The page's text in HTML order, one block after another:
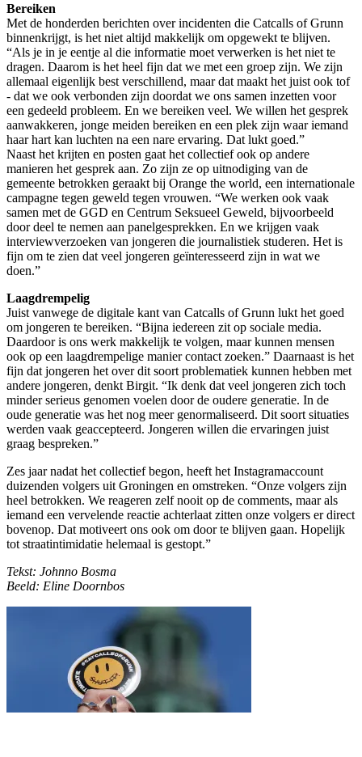
Bereiken
Met de honderden berichten over incidenten die Catcalls of Grunn
binnenkrijgt, is het niet altijd makkelijk om opgewekt te blijven.
“Als je in je eentje al die informatie moet verwerken is het niet te
dragen. Daarom is het heel fijn dat we met een groep zijn. We zijn
allemaal eigenlijk best verschillend, maar dat maakt het juist ook tof
- dat we ook verbonden zijn doordat we ons samen inzetten voor
een gedeeld probleem. En we bereiken veel. We willen het gesprek
aanwakkeren, jonge meiden bereiken en een plek zijn waar iemand
haar hart kan luchten na een nare ervaring. Dat lukt goed.”
Naast het krijten en posten gaat het collectief ook op andere
manieren het gesprek aan. Zo zijn ze op uitnodiging van de
gemeente betrokken geraakt bij Orange the world, een internationale
campagne tegen geweld tegen vrouwen. “We werken ook vaak
samen met de GGD en Centrum Seksueel Geweld, bijvoorbeeld
door deel te nemen aan panelgesprekken. En we krijgen vaak
interviewverzoeken van jongeren die journalistiek studeren. Het is
fijn om te zien dat veel jongeren geïnteresseerd zijn in wat we
doen.”
Laagdrempelig
Juist vanwege de digitale kant van Catcalls of Grunn lukt het goed
om jongeren te bereiken. “Bijna iedereen zit op sociale media.
Daardoor is ons werk makkelijk te volgen, maar kunnen mensen
ook op een laagdrempelige manier contact zoeken.” Daarnaast is het
fijn dat jongeren het over dit soort problematiek kunnen hebben met
andere jongeren, denkt Birgit. “Ik denk dat veel jongeren zich toch
minder serieus genomen voelen door de oudere generatie. In de
oude generatie was het nog meer genormaliseerd. Dit soort situaties
werden vaak geaccepteerd. Jongeren willen die ervaringen juist
graag bespreken.”
Zes jaar nadat het collectief begon, heeft het Instagramaccount
duizenden volgers uit Groningen en omstreken. “Onze volgers zijn
heel betrokken. We reageren zelf nooit op de comments, maar als
iemand een vervelende reactie achterlaat zitten onze volgers er direct
bovenop. Dat motiveert ons ook om door te blijven gaan. Hopelijk
tot straatintimidatie helemaal is gestopt.”
Tekst: Johnno Bosma
Beeld: Eline Doornbos